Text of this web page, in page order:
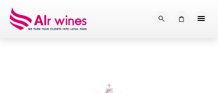
Dalla loro vendemmia, alla